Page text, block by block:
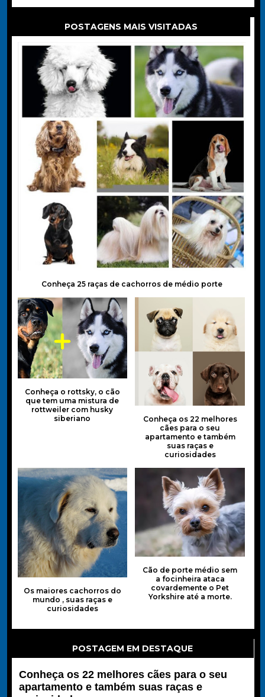
POSTAGENS MAIS VISITADAS
Conheça 25 raças de cachorros de médio porte
Conheça o rottsky, o cão
que tem uma mistura de
rottweiler com husky
siberiano
Conheça os 22 melhores
cães para o seu
apartamento e também
suas raças e
curiosidades
Os maiores cachorros do
mundo , suas raças e
curiosidades
Cão de porte médio sem
a focinheira ataca
covardemente o Pet
Yorkshire até a morte.
POSTAGEM EM DESTAQUE
Conheça os 22 melhores cães para o seu
apartamento e também suas raças e